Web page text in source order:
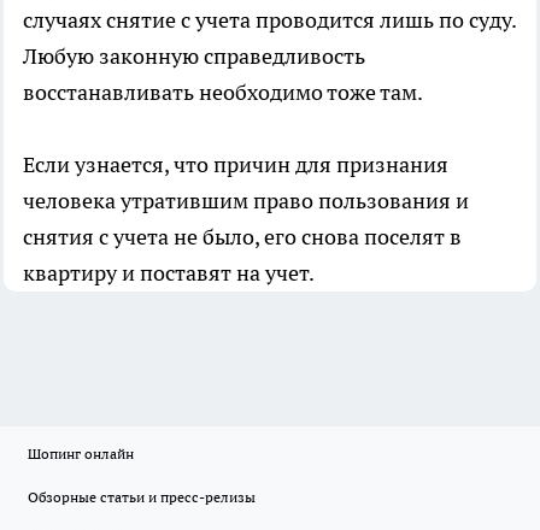
случаях снятие с учета проводится лишь по суду.
Любую законную справедливость
восстанавливать необходимо тоже там.
Если узнается, что причин для признания
человека утратившим право пользования и
снятия с учета не было, его снова поселят в
квартиру и поставят на учет.
Шопинг онлайн
Обзорные статьи и пресс-релизы